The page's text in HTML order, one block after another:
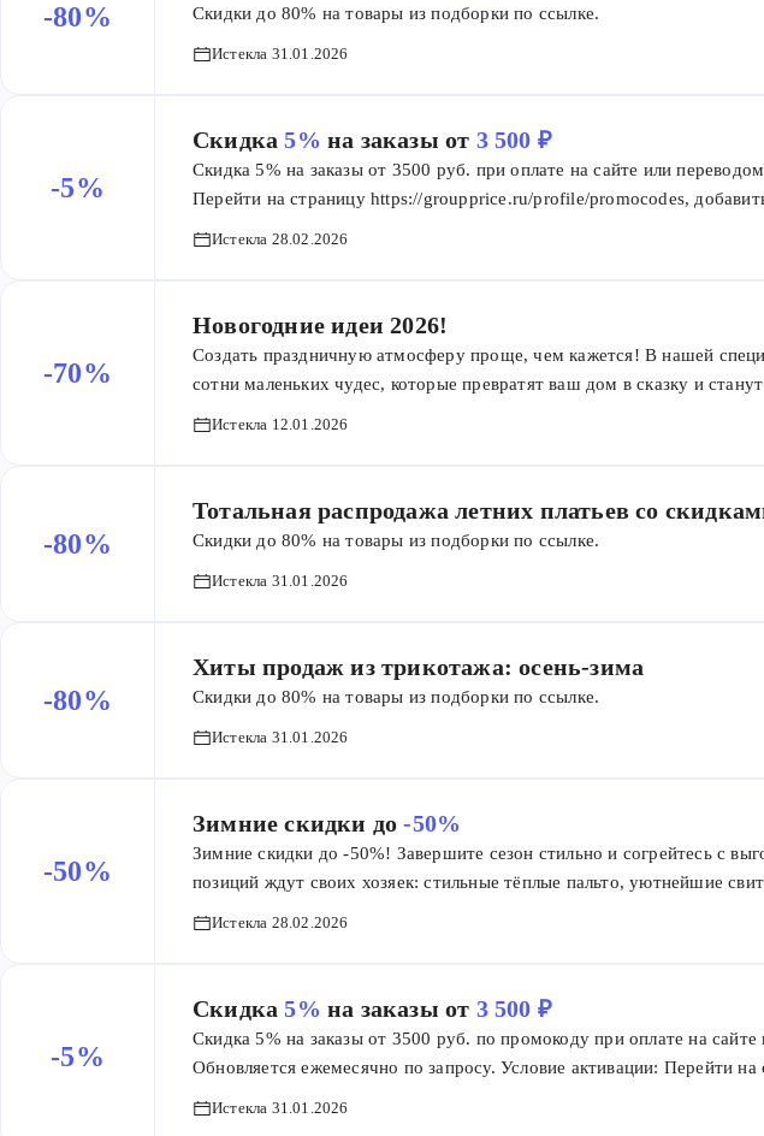
-80% Скидки до 80% на товары из подборки по ссылке.
Истекла 31.01.2026
-5%
​Скидка 5% на заказы от 3 500 ₽
Скидка 5% на заказы от 3500 руб. при оплате на сайте или
Перейти на страницу https://groupprice.ru/profile/promocodes,
Истекла 28.02.2026
-70%
Новогодние идеи 2026!
Создать праздничную атмосферу проще, чем кажется! В нашей
сотни маленьких чудес, которые превратят ваш дом в сказку и
Истекла 12.01.2026
-80%
Тотальная распродажа летних платьев со
Скидки до 80% на товары из подборки по ссылке.
Истекла 31.01.2026
-80%
Хиты продаж из трикотажа: осень-зима
Скидки до 80% на товары из подборки по ссылке.
Истекла 31.01.2026
-50%
Зимние скидки до-50%
Зимние скидки до -50%! Завершите сезон стильно и согрейтесь с
позиций ждут своих хозяек: стильные тёплые пальто, уютнейшие
Истекла 28.02.2026
-5%
​Скидка 5% на заказы от 3 500 ₽
Скидка 5% на заказы от 3500 руб. по промокоду при оплате на сайте
Обновляется ежемесячно по запросу. Условие активации: Перейти на
Истекла 31.01.2026